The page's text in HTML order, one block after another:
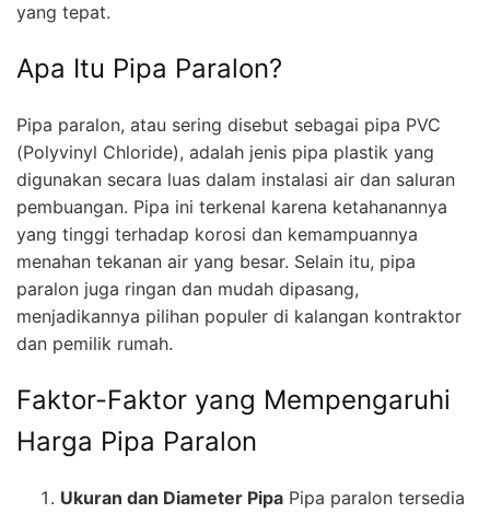
yang tepat.
Apa Itu Pipa Paralon?
Pipa paralon, atau sering disebut sebagai pipa PVC
(Polyvinyl Chloride), adalah jenis pipa plastik yang
digunakan secara luas dalam instalasi air dan saluran
pembuangan. Pipa ini terkenal karena ketahanannya
yang tinggi terhadap korosi dan kemampuannya
menahan tekanan air yang besar. Selain itu, pipa
paralon juga ringan dan mudah dipasang,
menjadikannya pilihan populer di kalangan kontraktor
dan pemilik rumah.
Faktor-Faktor yang Mempengaruhi
Harga Pipa Paralon
Ukuran dan Diameter Pipa Pipa paralon tersedia